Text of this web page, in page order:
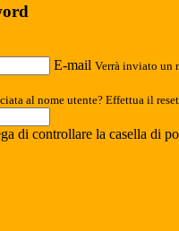
E-mail Verrà inviato un
al nome utente? Effettua il
di controllare la casella di